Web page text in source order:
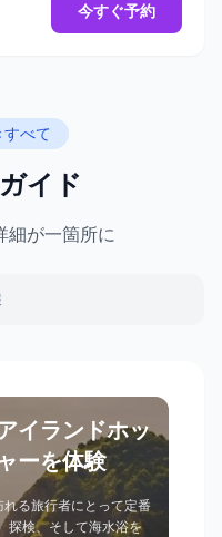
今すぐ予約
べて
イド
細が一箇所に
イランドホッ
ーを体験
る旅行者にとって定番
探検、そして海水浴を